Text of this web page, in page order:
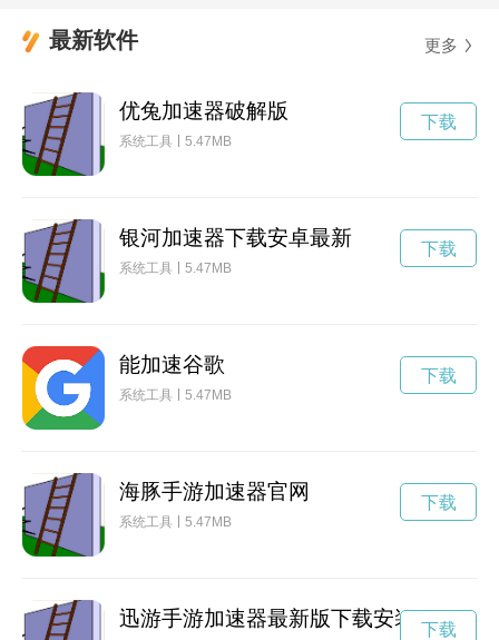
最新软件 更多
优兔加速器破解版
系统工具 5.47MB
下载
银河加速器下载安卓最新
系统工具 5.47MB
下载
能加速谷歌
系统工具 5.47MB
下载
海豚手游加速器官网
系统工具 5.47MB
下载
迅游手游加速器最新版下载安装 下载